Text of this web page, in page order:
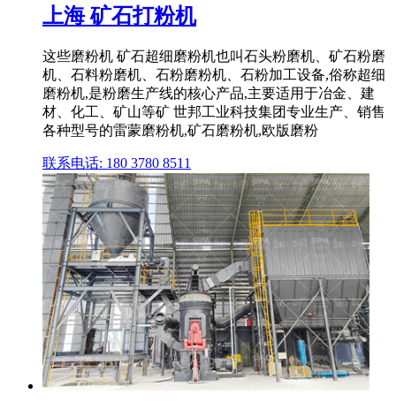
上海 矿石打粉机
这些磨粉机 矿石超细磨粉机也叫石头粉磨机、矿石粉磨
机、石料粉磨机、石粉磨粉机、石粉加工设备,俗称超细
磨粉机,是粉磨生产线的核心产品,主要适用于冶金、建
材、化工、矿山等矿 世邦工业科技集团专业生产、销售
各种型号的雷蒙磨粉机,矿石磨粉机,欧版磨粉
联系电话: 180 3780 8511